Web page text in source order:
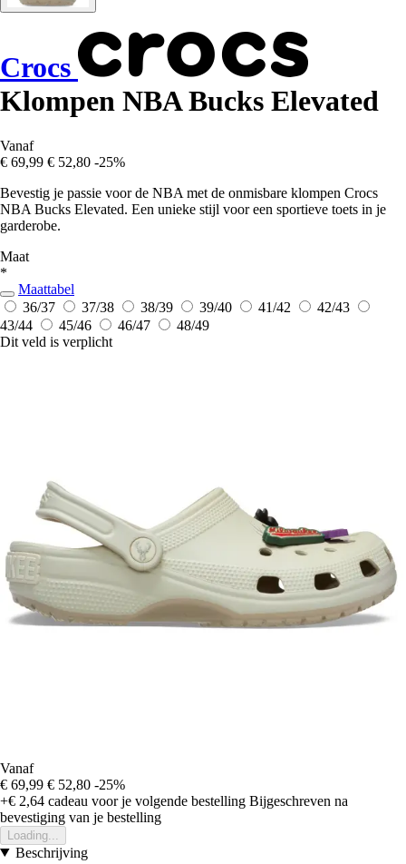
Crocs
Klompen NBA Bucks Elevated
Vanaf
€ 69,99 € 52,80 -25%
Bevestig je passie voor de NBA met de onmisbare klompen Crocs
NBA Bucks Elevated. Een unieke stijl voor een sportieve toets in je
garderobe.
Maat
*
Maattabel
36/37
37/38 38/39 39/40 41/42
42/43
43/44
45/46 46/47
48/49
Dit veld is verplicht
Vanaf
€ 69,99 € 52,80 -25%
+€ 2,64 cadeau voor je volgende bestelling Bijgeschreven na
bevestiging van je bestelling
Loading...
Beschrijving